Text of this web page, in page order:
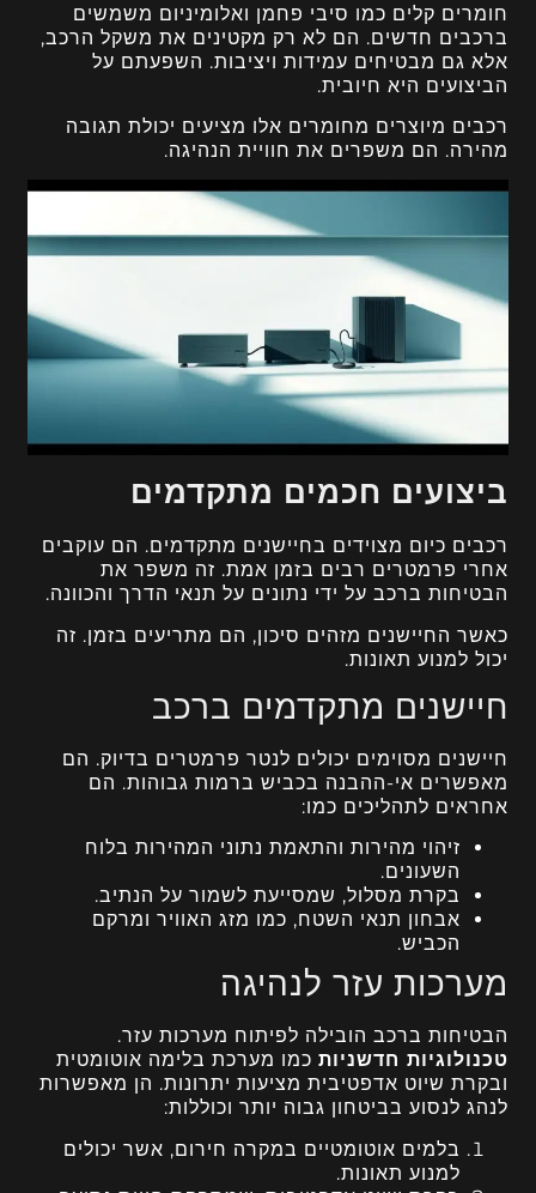
חומרים קלים כמו סיבי פחמן ואלומיניום משמשים
ברכבים חדשים. הם לא רק מקטינים את משקל הרכב,
אלא גם מבטיחים עמידות ויציבות. השפעתם על
הביצועים היא חיובית.
רכבים מיוצרים מחומרים אלו מציעים יכולת תגובה
מהירה. הם משפרים את חוויית הנהיגה.
ביצועים חכמים מתקדמים
רכבים כיום מצוידים בחיישנים מתקדמים. הם עוקבים
אחרי פרמטרים רבים בזמן אמת. זה משפר את
הבטיחות ברכב על ידי נתונים על תנאי הדרך והכוונה.
כאשר החיישנים מזהים סיכון, הם מתריעים בזמן. זה
יכול למנוע תאונות.
חיישנים מתקדמים ברכב
חיישנים מסוימים יכולים לנטר פרמטרים בדיוק. הם
מאפשרים אי-ההבנה בכביש ברמות גבוהות. הם
אחראים לתהליכים כמו:
זיהוי מהירות והתאמת נתוני המהירות בלוח
השעונים.
בקרת מסלול, שמסייעת לשמור על הנתיב.
אבחון תנאי השטח, כמו מזג האוויר ומרקם
הכביש.
מערכות עזר לנהיגה
הבטיחות ברכב הובילה לפיתוח מערכות עזר.
טכנולוגיות חדשניות כמו מערכת בלימה אוטומטית
ובקרת שיוט אדפטיבית מציעות יתרונות. הן מאפשרות
לנהג לנסוע בביטחון גבוה יותר וכוללות:
בלמים אוטומטיים במקרה חירום, אשר יכולים
למנוע תאונות.